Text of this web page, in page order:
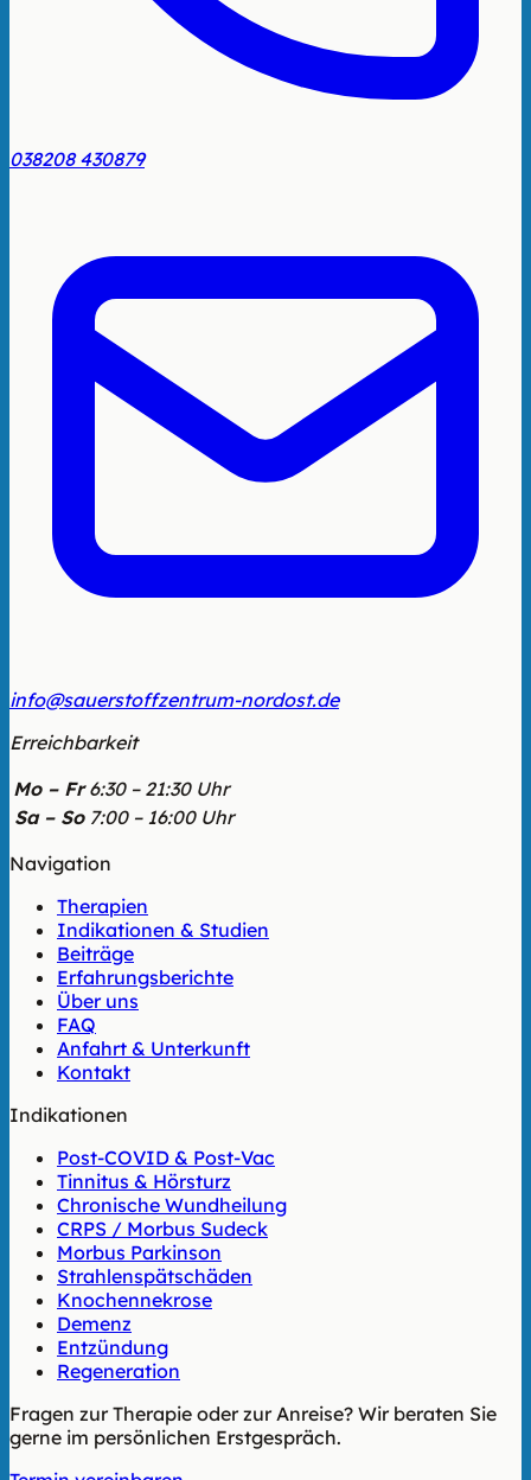
038208 430879
info@sauerstoffzentrum-nordost.de
Erreichbarkeit
Mo – Fr 6:30 – 21:30 Uhr
Sa – So 7:00 – 16:00 Uhr
Navigation
Therapien
Indikationen & Studien
Beiträge
Erfahrungsberichte
Über uns
FAQ
Anfahrt & Unterkunft
Kontakt
Indikationen
Post-COVID & Post-Vac
Tinnitus & Hörsturz
Chronische Wundheilung
CRPS / Morbus Sudeck
Morbus Parkinson
Strahlenspätschäden
Knochennekrose
Demenz
Entzündung
Regeneration
Fragen zur Therapie oder zur Anreise? Wir beraten Sie
gerne im persönlichen Erstgespräch.